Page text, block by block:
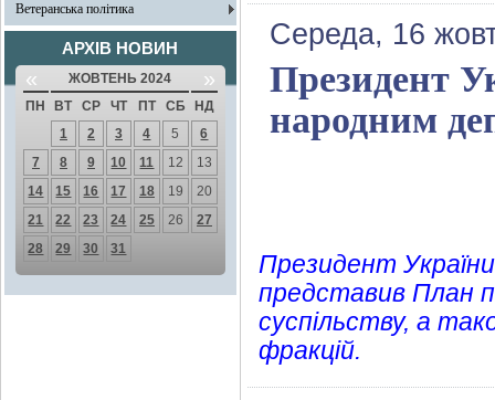
Ветеранська політика
АРХІВ НОВИН
« ЖОВТЕНЬ 2024 »
ПН ВТ СР ЧТ ПТ СБ
НД
1
2 3 4 5
6
7
8 9 10 11 12
13
14
15 16 17 18 19
20
21
22 23 24 25 26
27
28
29 30 31
Середа, 16
Президент
народним
Президент
представив План
суспільству, а
фракцій.